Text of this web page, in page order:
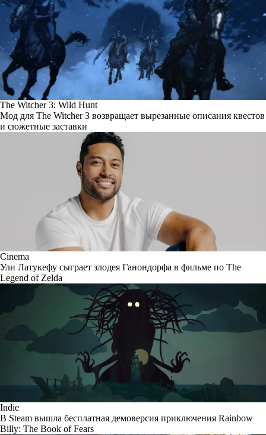
The Witcher 3: Wild Hunt
Мод для The Witcher 3 возвращает вырезанные описания квестов
и сюжетные заставки
Cinema
Ули Латукефу сыграет злодея Ганондорфа в фильме по The
Legend of Zelda
Indie
В Steam вышла бесплатная демоверсия приключения Rainbow
Billy: The Book of Fears